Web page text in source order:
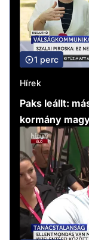
1 perc
Hírek
Paks leállt:
kormány